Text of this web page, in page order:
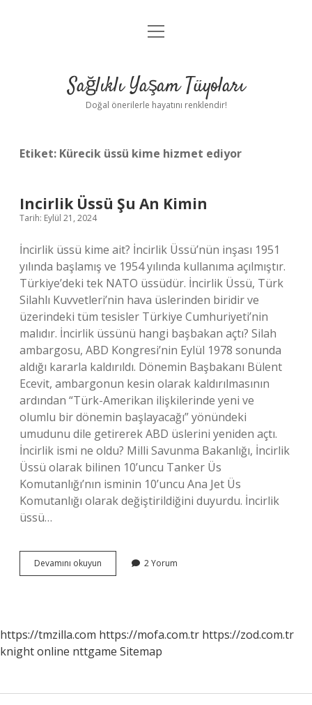
Anasayfa
Yasal Uyarı
menüyü
Sağlıklı Yaşam Tüyoları
Doğal önerilerle hayatını renklendir!
Etiket: Kürecik üssü kime hizmet ediyor
Incirlik Üssü Şu An Kimin
Tarih: Eylül 21, 2024
İncirlik üssü kime ait? İncirlik Üssü’nün inşası 1951
yılında başlamış ve 1954 yılında kullanıma açılmıştır.
Türkiye’deki tek NATO üssüdür. İncirlik Üssü, Türk
Silahlı Kuvvetleri’nin hava üslerinden biridir ve
üzerindeki tüm tesisler Türkiye Cumhuriyeti’nin
malıdır. İncirlik üssünü hangi başbakan açtı? Silah
ambargosu, ABD Kongresi’nin Eylül 1978 sonunda
aldığı kararla kaldırıldı. Dönemin Başbakanı Bülent
Ecevit, ambargonun kesin olarak kaldırılmasının
ardından “Türk-Amerikan ilişkilerinde yeni ve
olumlu bir dönemin başlayacağı” yönündeki
umudunu dile getirerek ABD üslerini yeniden açtı.
İncirlik ismi ne oldu? Milli Savunma Bakanlığı, İncirlik
Üssü olarak bilinen 10’uncu Tanker Üs
Komutanlığı’nın isminin 10’uncu Ana Jet Üs
Komutanlığı olarak değiştirildiğini duyurdu. İncirlik
üssü…
Devamını okuyun
Üssü
2 Yorum
https://tmzilla.com https://mofa.com.tr https://zod.com.tr
knight online nttgame Sitemap